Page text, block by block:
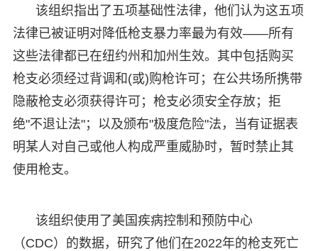
该组织指出了五项基础性法律，他们认为这五项
法律已被证明对降低枪支暴力率最为有效——所有
这些法律都已在纽约州和加州生效。其中包括购买
枪支必须经过背调和(或)购枪许可；在公共场所携带
隐蔽枪支必须获得许可；枪支必须安全存放；拒
绝"不退让法"；以及颁布"极度危险"法，当有证据表
明某人对自己或他人构成严重威胁时，暂时禁止其
使用枪支。
该组织使用了美国疾病控制和预防中心
（CDC）的数据，研究了他们在2022年的枪支死亡